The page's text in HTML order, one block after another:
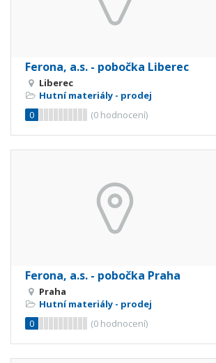
Ferona, a.s. - pobočka Liberec
Liberec
Hutní materiály - prodej
0
(0 hodnocení)
Ferona, a.s. - pobočka Praha
Praha
Hutní materiály - prodej
0
(0 hodnocení)